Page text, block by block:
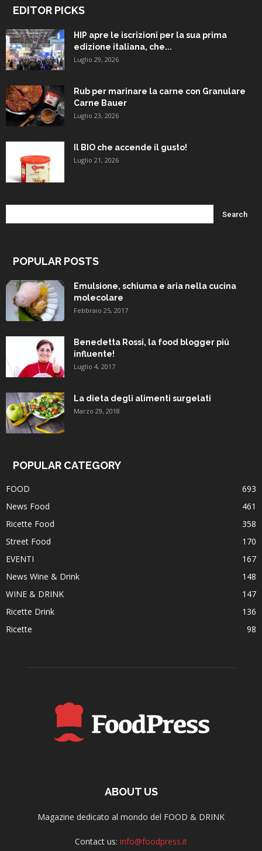
EDITOR PICKS
HIP apre le iscrizioni per la sua prima
edizione italiana, che...
Luglio 29, 2026
Rub per marinare la carne con Granulare
Carne Bauer
Luglio 23, 2026
Il BIO che accende il gusto!
Luglio 21, 2026
POPULAR POSTS
Emulsione, schiuma e aria nella cucina
molecolare
Febbraio 25, 2017
Benedetta Rossi, la food blogger piú
influente!
Luglio 4, 2017
La dieta degli alimenti surgelati
Marzo 29, 2018
POPULAR CATEGORY
FOOD
693
News Food
461
Ricette Food
358
Street Food
170
EVENTI
167
News Wine & Drink
148
WINE & DRINK
147
Ricette Drink
136
Ricette
98
ABOUT US
Magazine dedicato al mondo del FOOD & DRINK
Contact us: info@foodpress.it